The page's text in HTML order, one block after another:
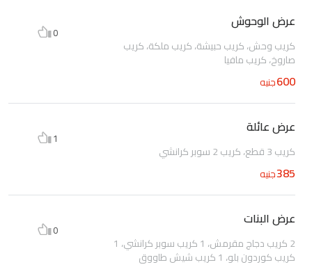
عرض الوحوش
كريب وحش، كريب حبيشة، كريب ملكة، كريب
صاروخ، كريب مافيا
600جنيه
0
عرض عائلة
كريب 3 قطع، كريب 2 سوبر كرانشي
385جنيه
1
عرض البنات
2 كريب دجاج مقرمش، 1 كريب سوبر كرانشي، 1
كريب كوردون بلو، 1 كريب شيش طاووق
0